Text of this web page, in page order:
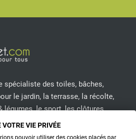
spécialiste des toiles, bâches,
le jardin, la terrasse, la récolte,
légumes, le sport, les clôtures...
NOUS
VIE PRIVÉE
pouvoir utiliser des cookies placés par